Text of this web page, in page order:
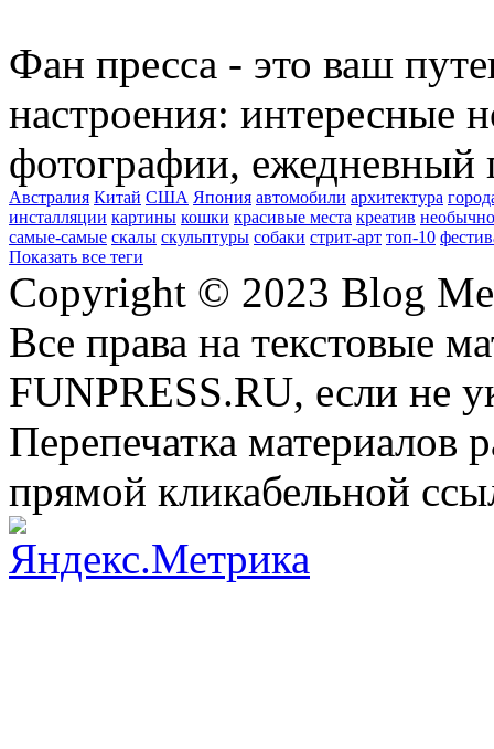
Фан пресса - это ваш
настроения: интересные
фотографии, ежедневный
Австралия Китай США Япония автомобили архитектура
инсталляции картины кошки красивые места креатив
самые-самые скалы скульптуры собаки стрит-арт топ-10
Показать все теги
Copyright © 2023 Blog
Все права на текстовые
FUNPRESS.RU, если не
Перепечатка материалов
прямой кликабельной